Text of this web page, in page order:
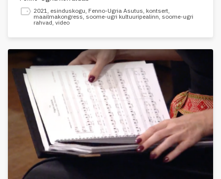
2021 esinduskogu Fenno-Ugria Asutus kontsert
maailmakongress ,soome-ugri kultuuripealinn soome-ugri
rahvad video